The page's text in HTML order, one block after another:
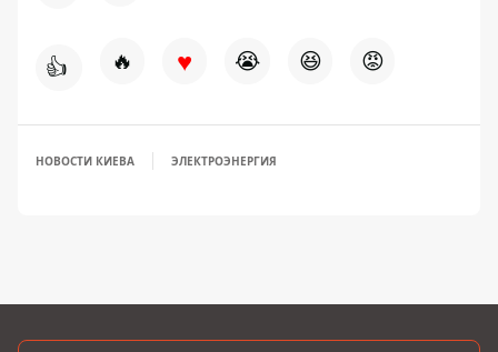
👍 🔥 ♥ 😭 😆 😡
НОВОСТИ КИЕВА ЭЛЕКТРОЭНЕРГИЯ